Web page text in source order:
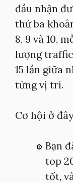
đầu nhận
thứ ba
8, 9 và 10,
lượng
15 lần giữa
từng vị trí.
Cơ hội ở
Bạn
top
tốt,